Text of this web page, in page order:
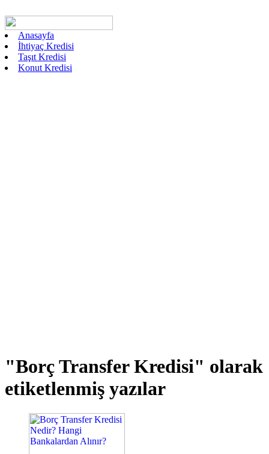
Anasayfa
İhtiyaç Kredisi
Taşıt Kredisi
Konut Kredisi
"Borç Transfer Kredisi" olarak
etiketlenmiş yazılar